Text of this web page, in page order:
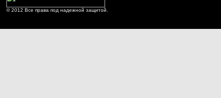
© 2012 Все права под надежной защитой.